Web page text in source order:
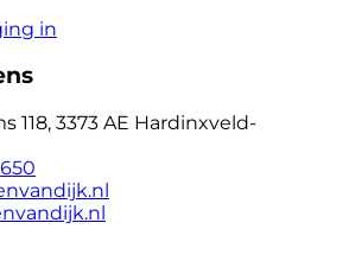
in
118, 3373 AE Hardinxveld-